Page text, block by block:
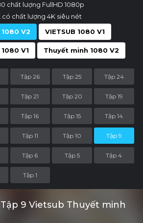
chất lượng FullHD 1080p
có chất lượng 4K siêu nét
1080 V2
VIETSUB 1080 V1
V1 Thuyết minh 1080 V2
Tập 26 Tập 25 Tập 24
Tập 21 Tập 20 Tập 19
Tập 16 Tập 15 Tập 14
Tập 11 Tập 10 Tập 9
Tập 6 Tập 5 Tập 4
Tập 1
9 Vietsub Thuyết minh